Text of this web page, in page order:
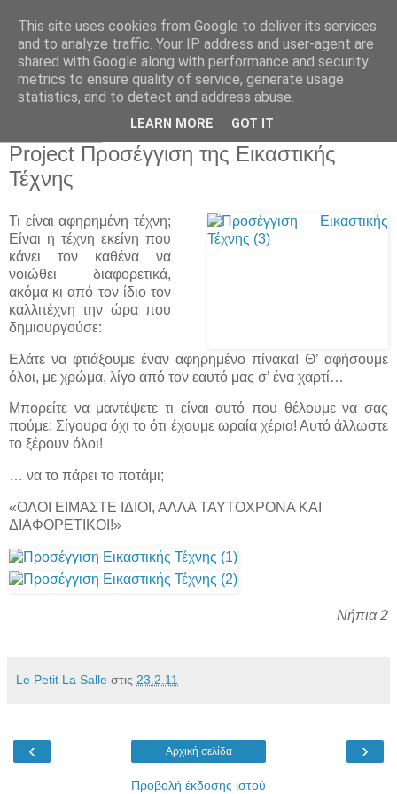
Παιδικός Σταθμός-
Νηπιαγωγείο "ΔΕΛΑΣΑΛ"
Project Προσέγγιση της Εικαστικής
Τέχνης
Τι είναι αφηρημένη τέχνη;
Είναι η τέχνη εκείνη που
κάνει τον καθένα να
νοιώθει διαφορετικά,
ακόμα κι από τον ίδιο τον
καλλιτέχνη την ώρα που
δημιουργούσε:
Ελάτε να φτιάξουμε έναν αφηρημένο πίνακα! Θ’ αφήσουμε
όλοι, με χρώμα, λίγο από τον εαυτό μας σ’ ένα χαρτί…
Μπορείτε να μαντέψετε τι είναι αυτό που θέλουμε να σας
πούμε; Σίγουρα όχι το ότι έχουμε ωραία χέρια! Αυτό άλλωστε
το ξέρουν όλοι!
… να το πάρει το ποτάμι;
«ΟΛΟΙ ΕΙΜΑΣΤΕ ΙΔΙΟΙ, ΑΛΛΑ ΤΑΥΤΟΧΡΟΝΑ ΚΑΙ
ΔΙΑΦΟΡΕΤΙΚΟΙ!»
Νήπια 2
Le Petit La Salle στις 23.2.11
‹ ›
Αρχική σελίδα
Προβολή έκδοσης ιστού
This site uses cookies from Google to deliver its services
and to analyze traffic. Your IP address and user-agent are
shared with Google along with performance and security
metrics to ensure quality of service, generate usage
statistics, and to detect and address abuse.
LEARN MORE GOT IT